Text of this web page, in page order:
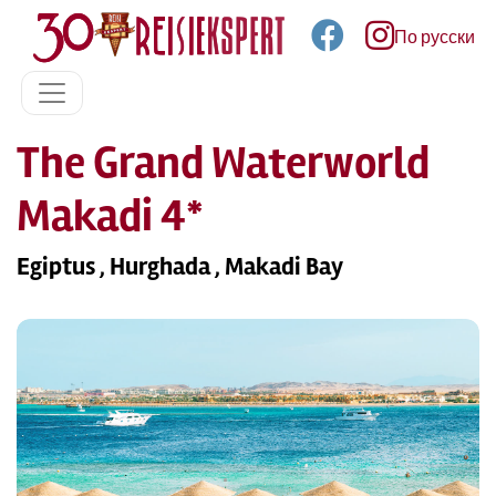
По русски
The Grand Waterworld
Makadi 4*
Egiptus , Hurghada , Makadi Bay